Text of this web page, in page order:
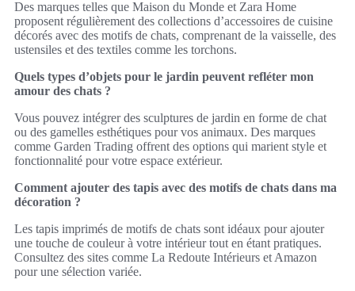
Des marques telles que Maison du Monde et Zara Home
proposent régulièrement des collections d’accessoires de cuisine
décorés avec des motifs de chats, comprenant de la vaisselle, des
ustensiles et des textiles comme les torchons.
Quels types d’objets pour le jardin peuvent refléter mon
amour des chats ?
Vous pouvez intégrer des sculptures de jardin en forme de chat
ou des gamelles esthétiques pour vos animaux. Des marques
comme Garden Trading offrent des options qui marient style et
fonctionnalité pour votre espace extérieur.
Comment ajouter des tapis avec des motifs de chats dans ma
décoration ?
Les tapis imprimés de motifs de chats sont idéaux pour ajouter
une touche de couleur à votre intérieur tout en étant pratiques.
Consultez des sites comme La Redoute Intérieurs et Amazon
pour une sélection variée.